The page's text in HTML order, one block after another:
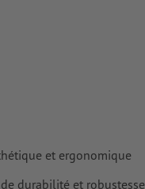
et ergonomique
durabilité et robustesse